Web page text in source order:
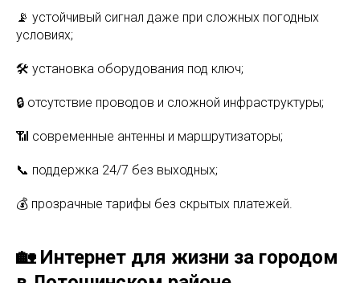
📡 устойчивый сигнал даже при сложных погодных
условиях;
🛠 установка оборудования под ключ;
🔒 отсутствие проводов и сложной инфраструктуры;
📶 современные антенны и маршрутизаторы;
📞 поддержка 24/7 без выходных;
💰 прозрачные тарифы без скрытых платежей.
🏡 Интернет для жизни за городом